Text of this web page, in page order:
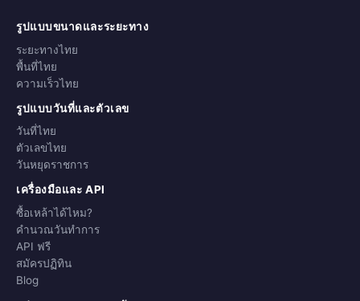
รูปแบบขนาดและระยะทาง
ระยะทางไทย
พื้นที่ไทย
ความเร็วไทย
รูปแบบวันที่และตัวเลข
วันที่ไทย
ตัวเลขไทย
วันหยุดราชการ
เครื่องมือและ API
ซื้อเหล้าได้ไหม?
คำนวณวันทำการ
API ฟรี
สมัครปฏิทิน
Blog